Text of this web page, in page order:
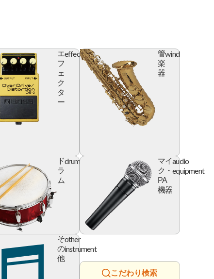
エ
フ
ェ
ク
タ
ー
effector
管
楽
器
wind
ド
ラ
ム
drum
マイ
ク・
PA
機器
audio
equipment
そ
の
他
other
instrument
こだわり検索